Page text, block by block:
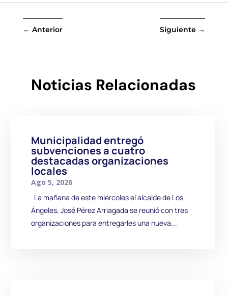
← Anterior Siguiente →
Noticias Relacionadas
Municipalidad entregó
subvenciones a cuatro
destacadas organizaciones
locales
Ago 5, 2026
La mañana de este miércoles el alcalde de Los
Ángeles, José Pérez Arriagada se reunió con tres
organizaciones para entregarles una nueva...